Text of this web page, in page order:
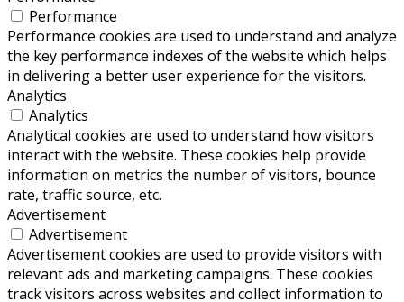
Performance
Performance cookies are used to understand and analyze
the key performance indexes of the website which helps
in delivering a better user experience for the visitors.
Analytics
Analytics
Analytical cookies are used to understand how visitors
interact with the website. These cookies help provide
information on metrics the number of visitors, bounce
rate, traffic source, etc.
Advertisement
Advertisement
Advertisement cookies are used to provide visitors with
relevant ads and marketing campaigns. These cookies
track visitors across websites and collect information to